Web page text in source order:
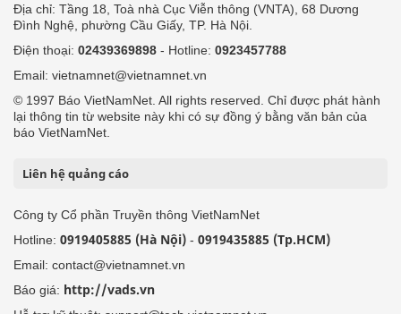
Địa chỉ: Tầng 18, Toà nhà Cục Viễn thông (VNTA), 68 Dương
Đình Nghệ, phường Cầu Giấy, TP. Hà Nội.
Điện thoại: 02439369898 - Hotline: 0923457788
Email: vietnamnet@vietnamnet.vn
© 1997 Báo VietNamNet. All rights reserved. Chỉ được phát hành
lại thông tin từ website này khi có sự đồng ý bằng văn bản của
báo VietNamNet.
Liên hệ quảng cáo
Công ty Cổ phần Truyền thông VietNamNet
Hotline: 0919405885 (Hà Nội) - 0919435885 (Tp.HCM)
Email: contact@vietnamnet.vn
Báo giá: http://vads.vn